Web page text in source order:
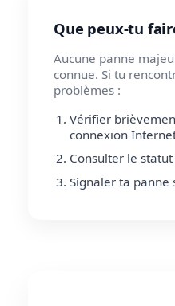
Que peux-tu
Aucune panne
connue. Si tu
problèmes :
Vérifier
connexion
Consulter le
Signaler ta panne